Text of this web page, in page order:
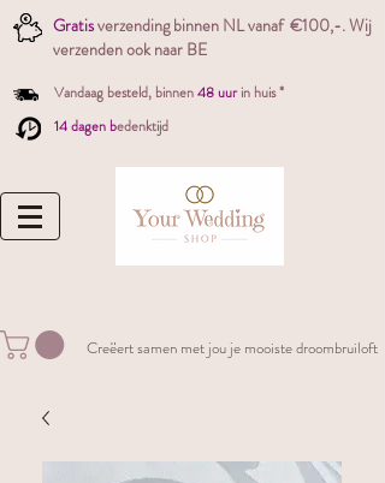
Gratisverzending binnen NL vanaf €100,-. Wij
verzenden ook naar BE
Vandaag besteld, binnen48 uur in huis *
14 dagen bedenktijd
Creëert samen met jou je mooiste droombruiloft